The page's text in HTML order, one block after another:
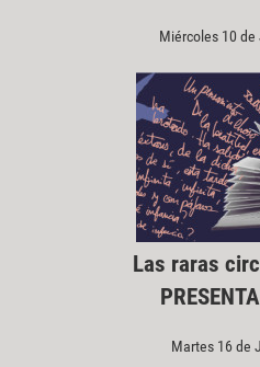
Miércoles 10 de
Las raras
Martes 16 de